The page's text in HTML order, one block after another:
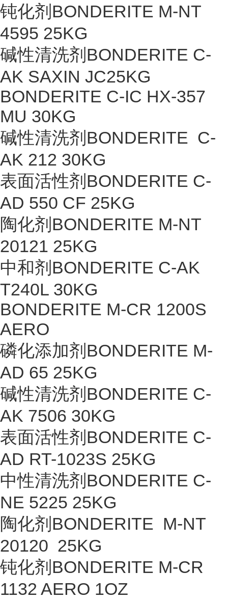
钝化剂BONDERITE M-NT
4595 25KG
碱性清洗剂BONDERITE C-
AK SAXIN JC25KG
BONDERITE C-IC HX-357
MU 30KG
碱性清洗剂BONDERITE C-
AK 212 30KG
表面活性剂BONDERITE C-
AD 550 CF 25KG
陶化剂BONDERITE M-NT
20121 25KG
中和剂BONDERITE C-AK
T240L 30KG
BONDERITE M-CR 1200S
AERO
磷化添加剂BONDERITE M-
AD 65 25KG
碱性清洗剂BONDERITE C-
AK 7506 30KG
表面活性剂BONDERITE C-
AD RT-1023S 25KG
中性清洗剂BONDERITE C-
NE 5225 25KG
陶化剂BONDERITE M-NT
20120 25KG
钝化剂BONDERITE M-CR
1132 AERO 1OZ